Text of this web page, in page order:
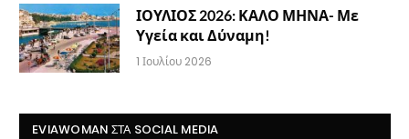
ΙΟΥΛΙΟΣ 2026: ΚΑΛΟ ΜΗΝΑ- Με
Υγεία και Δύναμη!
1 Ιουλίου 2026
EVIAWOMAN ΣΤΑ SOCIAL MEDIA